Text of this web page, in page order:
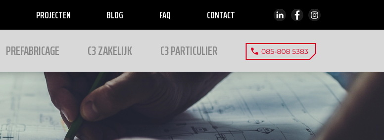
PROJECTEN BLOG FAQ CONTACT
PREFABRICAGE C3 ZAKELIJK C3 PARTICULIER